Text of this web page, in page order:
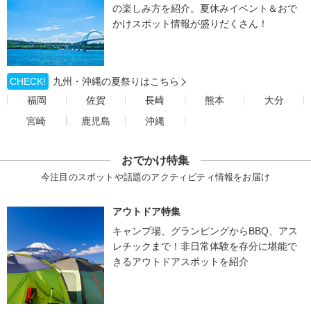
の楽しみ方を紹介。夏休みイベント＆おで
かけスポット情報が盛りだくさん！
CHECK!
九州・沖縄の夏祭りはこちら
福岡
佐賀 長崎 熊本
大分
宮崎
鹿児島 沖縄
おでかけ特集
今注目のスポットや話題のアクティビティ情報をお届け
アウトドア特集
キャンプ場、グランピングからBBQ、アス
レチックまで！非日常体験を存分に堪能で
きるアウトドアスポットを紹介